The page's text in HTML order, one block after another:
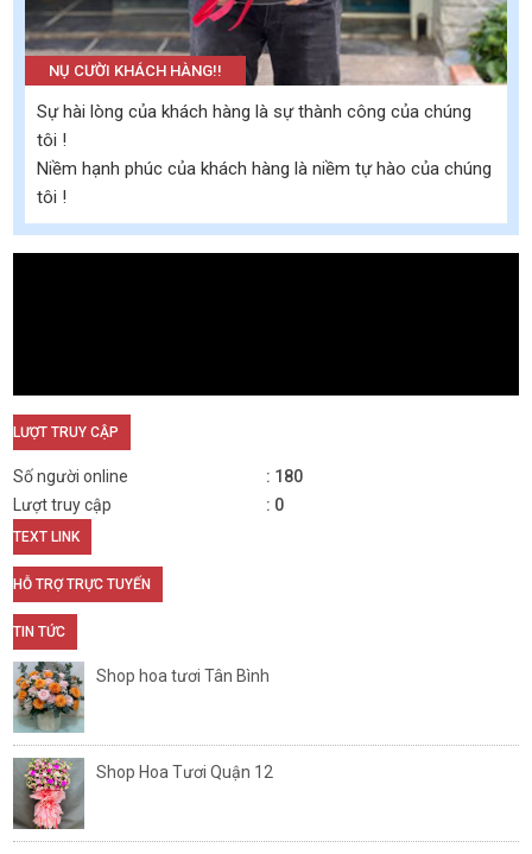
NỤ CƯỜI KHÁCH HÀNG!!
Sự hài lòng của khách hàng là sự thành công của chúng
tôi !
Niềm hạnh phúc của khách hàng là niềm tự hào của chúng
tôi !
LƯỢT TRUY CẬP
Số người online
180
Lượt truy cập
0
TEXT LINK
HỖ TRỢ TRỰC TUYẾN
TIN TỨC
Shop hoa tươi Tân Bình
Shop Hoa Tươi Quận 12